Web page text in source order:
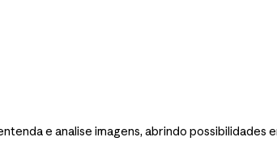
e analise imagens, abrindo possibilidades